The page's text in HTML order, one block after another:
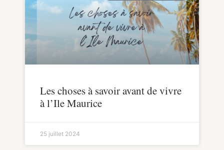
Les choses à savoir avant de vivre
à l’Ile Maurice
25 juillet 2024